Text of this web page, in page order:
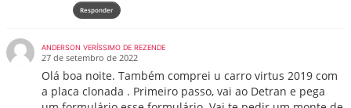
Responder
ANDERSON VERÍSSIMO DE REZENDE
27 de setembro de 2022
Olá boa noite. Também comprei u carro virtus 2019 com
a placa clonada . Primeiro passo, vai ao Detran e pega